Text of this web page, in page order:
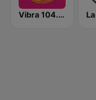
Vibra 104.9 FM